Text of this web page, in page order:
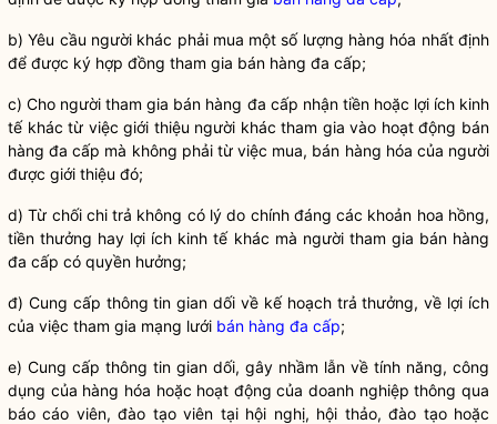
b) Yêu cầu người khác phải mua một số lượng hàng hóa nhất định
để được ký hợp đồng tham gia bán hàng đa cấp;
c) Cho người tham gia bán hàng đa cấp nhận tiền hoặc lợi ích kinh
tế khác từ việc giới thiệu người khác tham gia vào hoạt động bán
hàng đa cấp mà không phải từ việc mua, bán hàng hóa của người
được giới thiệu đó;
d) Từ chối chi trả không có lý do chính đáng các khoản hoa hồng,
tiền thưởng hay lợi ích kinh tế khác mà người tham gia bán hàng
đa cấp có quyền hưởng;
đ) Cung cấp thông tin gian dối về kế hoạch trả thưởng, về lợi ích
của việc tham gia mạng lưới bán hàng đa cấp;
e) Cung cấp thông tin gian dối, gây nhầm lẫn về tính năng, công
dụng của hàng hóa hoặc hoạt động của doanh nghiệp thông qua
báo cáo viên, đào tạo viên tại hội nghị, hội thảo, đào tạo hoặc